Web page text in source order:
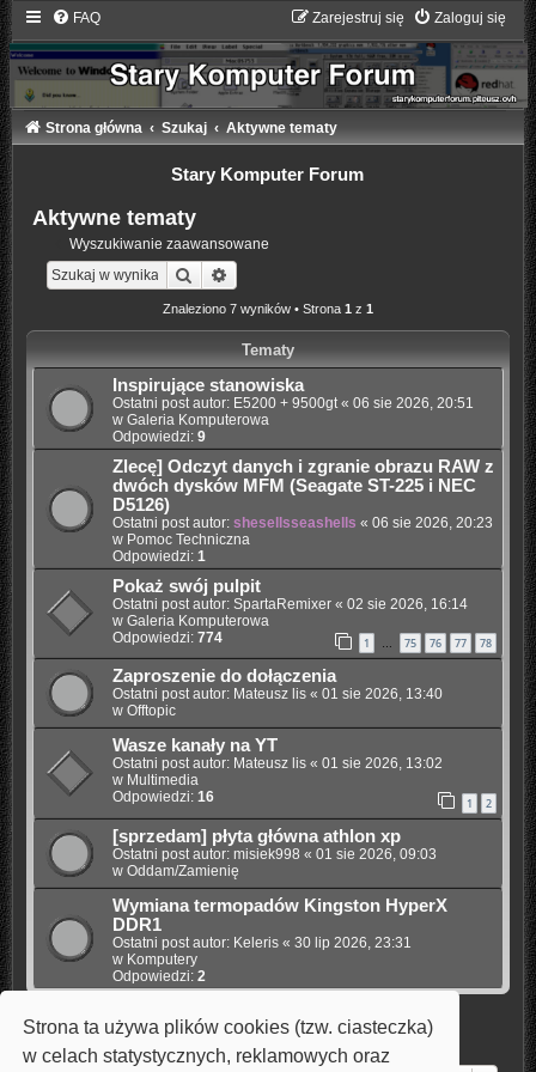
Strona ta używa plików cookies (tzw. ciasteczka)
w celach statystycznych, reklamowych oraz
FAQ Zaloguj się
Zarejestruj się
Strona główna Szukaj Aktywne tematy
Stary Komputer Forum
Aktywne tematy
Wyszukiwanie zaawansowane
Szukaj
Znaleziono 7 wyników • Strona 1 z 1
Tematy
Inspirujące stanowiska
Ostatni post autor: E5200 + 9500gt« 06 sie 2026, 20:51
w Galeria Komputerowa
Odpowiedzi: 9
Zlecę] Odczyt danych i zgranie obrazu RAW z
dwóch dysków MFM (Seagate ST-225 i NEC
D5126)
Ostatni post autor: shesellsseashells « 06 sie 2026, 20:23
w Pomoc Techniczna
Odpowiedzi: 1
Pokaż swój pulpit
Ostatni post autor: SpartaRemixer« 02 sie 2026, 16:14
w Galeria Komputerowa
Odpowiedzi: 774 1 … 75 76 77 78
Zaproszenie do dołączenia
Ostatni post autor: Mateusz lis« 01 sie 2026, 13:40
w Offtopic
Wasze kanały na YT
Ostatni post autor: Mateusz lis« 01 sie 2026, 13:02
w Multimedia
Odpowiedzi: 16 1 2
[sprzedam] płyta główna athlon xp
Ostatni post autor: misiek998 « 01 sie 2026, 09:03
w Oddam/Zamienię
Wymiana termopadów Kingston HyperX
DDR1
Ostatni post autor: Keleris« 30 lip 2026, 23:31
w Komputery
Odpowiedzi: 2
Znaleziono 7 wyników • Strona1z1